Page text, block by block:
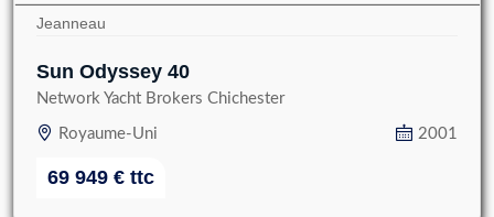
Jeanneau
Sun Odyssey 40
Network Yacht Brokers Chichester
Royaume-Uni 2001
69 949 € ttc